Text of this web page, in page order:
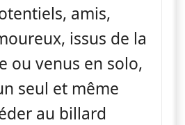
amis,
issus de la
ou venus en solo,
seul et même
au billard